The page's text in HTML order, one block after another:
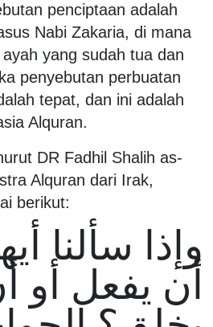
penciptaan adalah
Nabi Zakaria, di mana
yang sudah tua dan
penyebutan perbuatan
tepat, dan ini adalah
Alquran.
DR Fadhil Shalih as-
Alquran dari Irak,
berikut:
وإذا سألنا
أن يفعل أو